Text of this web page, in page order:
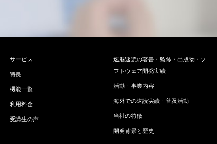
サービス
特長
機能一覧
利用料金
受講生の声
速脳速読の著書・監修・出版物・ソ
フトウェア開発実績
活動・事業内容
海外での速読実績・普及活動
当社の特徴
開発背景と歴史